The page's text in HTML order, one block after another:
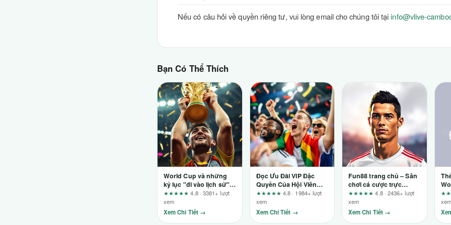
Nếu có câu hỏi về quyền riêng tư, vui lòng email cho chúng tôi tại info@vlive-
Bạn Có Thể Thích
World Cup và những
kỷ lục "đi vào lịch sử"
mà bạn không thể bỏ lỡ
★★★★★4.8 · 3381+ lượt
xem
Xem Chi Tiết →
Đọc Ưu Đãi VIP Đặc
Quyền Của Hội Viên
S666 Qua Giá Trị Thực
Sau Doanh Thu
★★★★★ 4.8 · 1984+ lượt
xem
Xem Chi Tiết →
Fun88 trang chủ – Sân
chơi cá cược trực
tuyến có thực sự đáng
trải nghiệm?
★★★★★4.8 · 2436+ lượt
xem
Xem Chi Tiết →
xem